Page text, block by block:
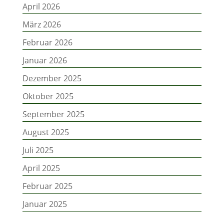
April 2026
März 2026
Februar 2026
Januar 2026
Dezember 2025
Oktober 2025
September 2025
August 2025
Juli 2025
April 2025
Februar 2025
Januar 2025